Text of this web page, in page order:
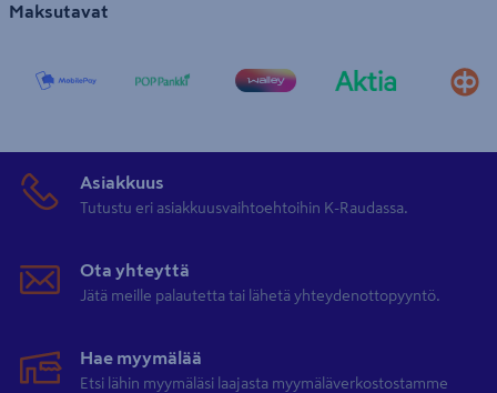
Maksutavat
Asiakkuus
Tutustu eri asiakkuusvaihtoehtoihin K-Raudassa.
Ota yhteyttä
Jätä meille palautetta tai lähetä yhteydenottopyyntö.
Hae myymälää
Etsi lähin myymäläsi laajasta myymäläverkostostamme